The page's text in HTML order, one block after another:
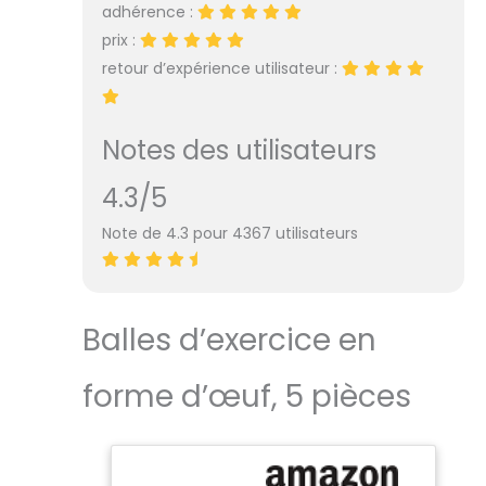
aux chocs. C'est le
pour les
balades
quotidiennes, des
vous et votre
des rainures avec
stimulera les
pattes et babines
petit bruit à
adhérence :
prix :
retour d’expérience utilisateur :
Notes des utilisateurs
4.3/5
Note de 4.3 pour 4367 utilisateurs
Balles d’exercice en
forme d’œuf, 5 pièces